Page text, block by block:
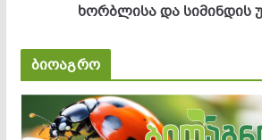
ხორბლისა და სიმინდის
ბიოაგრო